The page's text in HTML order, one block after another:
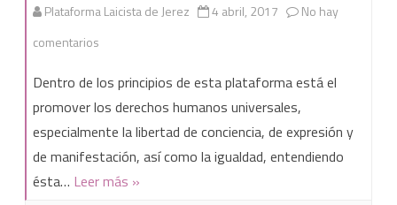
Plataforma Laicista de Jerez 4 abril, 2017
No hay
comentarios
el
clericalismo
del
Dentro de los principios de esta plataforma está el
promover los derechos humanos universales,
especialmente la libertad de conciencia, de expresión y
de manifestación, así como la igualdad, entendiendo
ésta… Leer más »